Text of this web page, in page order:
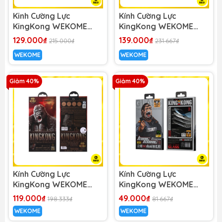
Kinh Cường Lực
KingKong WEKOME
WTP-012 Kingkong 4D
Protector (Chống nhìn
trộm)
129.000₫ 215.000₫
WEKOME
Kính Cường Lực
KingKong WEKOME
Screen Protector
139.000₫ 231.667₫
WEKOME
Giảm 40%
Kính Cường Lực
KingKong WEKOME
Screen Protector
WTP-014
119.000₫ 198.333₫
WEKOME
Giảm 40%
Kính Cường Lực
KingKong WEKOME
WTP-065
HD/Matte/Privacy
Gaming Tempered
49.000₫ 81.667₫
WEKOME